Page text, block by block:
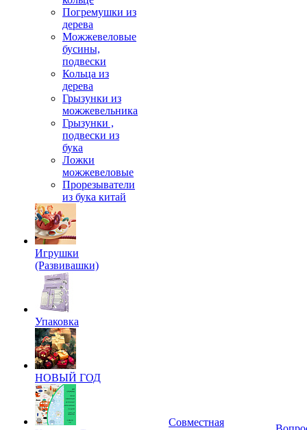
Погремушки из
дерева
Можжевеловые
бусины,
подвески
Кольца из
дерева
Грызунки из
можжевельника
Грызунки ,
подвески из
бука
Ложки
можжевеловые
Прорезыватели
из бука китай
Игрушки
(Развивашки)
Упаковка
НОВЫЙ ГОД
Совместная